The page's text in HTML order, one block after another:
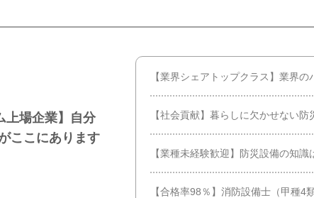
上場企業】自分
ここにあります
【業界シェアトップクラス】業界の
【社会貢献】暮らしに欠かせない
【業種未経験歓迎】防災設備の知識
【合格率98％】消防設備士（甲種4